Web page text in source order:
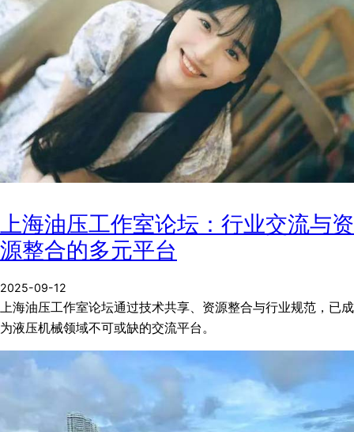
上海油压工作室论坛：行业交流与资
源整合的多元平台
2025-09-12
上海油压工作室论坛通过技术共享、资源整合与行业规范，已成
为液压机械领域不可或缺的交流平台。